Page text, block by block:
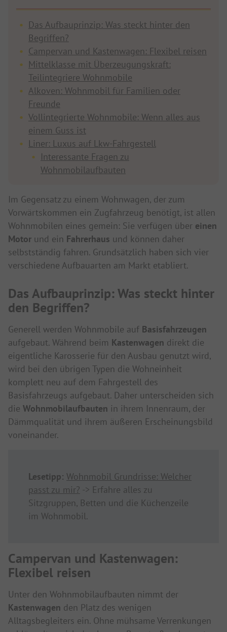
Das Aufbauprinzip: Was steckt hinter den
Begriffen?
Campervan und Kastenwagen: Flexibel reisen
Mittelklasse mit Überzeugungskraft:
Teilintegriere Wohnmobile
Alkoven: Wohnmobil für Familien oder
Freunde
Vollintegrierte Wohnmobile: Wenn alles aus
einem Guss ist
Liner: Luxus auf Lkw-Fahrgestell
Interessante Fragen zu
Wohnmobilaufbauten
Im Gegensatz zu einem Wohnwagen, der zum
Vorwärtskommen ein Zugfahrzeug benötigt, ist allen
Wohnmobilen eines gemein: Sie verfügen über einen
Motor und ein Fahrerhaus und können daher
selbstständig fahren. Grundsätzlich haben sich vier
verschiedene Aufbauarten am Markt etabliert.
Das Aufbauprinzip: Was steckt hinter
den Begriffen?
Generell werden Wohnmobile auf Basisfahrzeugen
aufgebaut. Während beim Kastenwagen direkt die
eigentliche Karosserie für den Ausbau genutzt wird,
wird bei den übrigen Typen die Wohneinheit
komplett neu auf dem Fahrgestell des
Basisfahrzeugs aufgebaut. Daher unterscheiden sich
die Wohnmobilaufbauten in ihrem Innenraum, der
Dämmqualität und ihrem äußeren Erscheinungsbild
voneinander.
Lesetipp: Wohnmobil Grundrisse: Welcher
passt zu mir? -> Erfahre alles zu
Sitzgruppen, Betten und die Küchenzeile
im Wohnmobil.
Campervan und Kastenwagen:
Flexibel reisen
Unter den Wohnmobilaufbauten nimmt der
Kastenwagen den Platz des wenigen
Alltagsbegleiters ein. Ohne mühsame Verrenkungen